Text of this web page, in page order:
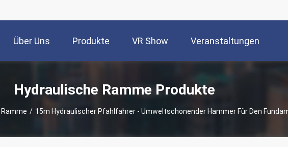
Über Uns Produkte VR Show Veranstaltungen
Hydraulische Ramme Produkte
/ 15m Hydraulischer Pfahlfahrer - Umweltschonender Hammer Für Den